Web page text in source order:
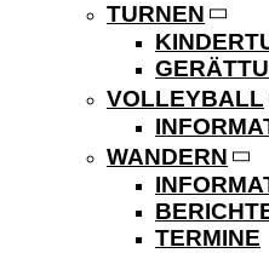
TURNEN
VOLLEYBALL
WANDERN
TERMINE